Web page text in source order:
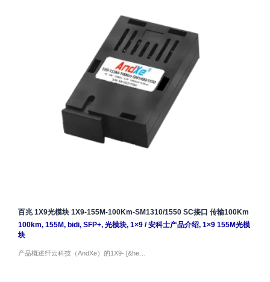
百兆 1X9光模块 1X9-155M-100Km-SM1310/1550 SC接口 传输100Km
100km, 155M, bidi, SFP+, 光模块, 1×9/安科士产品介绍, 1×9 155M光模
块
产品概述纤云科技（AndXe）的1X9- [&he…